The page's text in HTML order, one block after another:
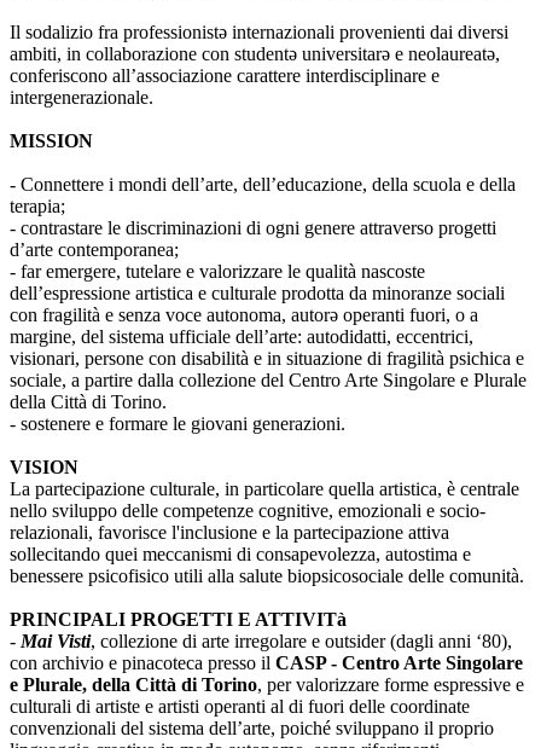
Il sodalizio fra professionistə internazionali provenienti dai diversi
ambiti, in collaborazione con studentə universitarə e neolaureatə,
conferiscono all’associazione carattere interdisciplinare e
intergenerazionale.
MISSION
- Connettere i mondi dell’arte, dell’educazione, della scuola e della
terapia;
- contrastare le discriminazioni di ogni genere attraverso progetti
d’arte contemporanea;
- far emergere, tutelare e valorizzare le qualità nascoste
dell’espressione artistica e culturale prodotta da minoranze sociali
con fragilità e senza voce autonoma, autorə operanti fuori, o a
margine, del sistema ufficiale dell’arte: autodidatti, eccentrici,
visionari, persone con disabilità e in situazione di fragilità psichica e
sociale, a partire dalla collezione del Centro Arte Singolare e Plurale
della Città di Torino.
- sostenere e formare le giovani generazioni.
VISION
La partecipazione culturale, in particolare quella artistica, è centrale
nello sviluppo delle competenze cognitive, emozionali e socio-
relazionali, favorisce l'inclusione e la partecipazione attiva
sollecitando quei meccanismi di consapevolezza, autostima e
benessere psicofisico utili alla salute biopsicosociale delle comunità.
PRINCIPALI PROGETTI E ATTIVITà
- Mai Visti, collezione di arte irregolare e outsider (dagli anni ‘80),
con archivio e pinacoteca presso il CASP - Centro Arte Singolare
e Plurale, della Città di Torino, per valorizzare forme espressive e
culturali di artiste e artisti operanti al di fuori delle coordinate
convenzionali del sistema dell’arte, poiché sviluppano il proprio